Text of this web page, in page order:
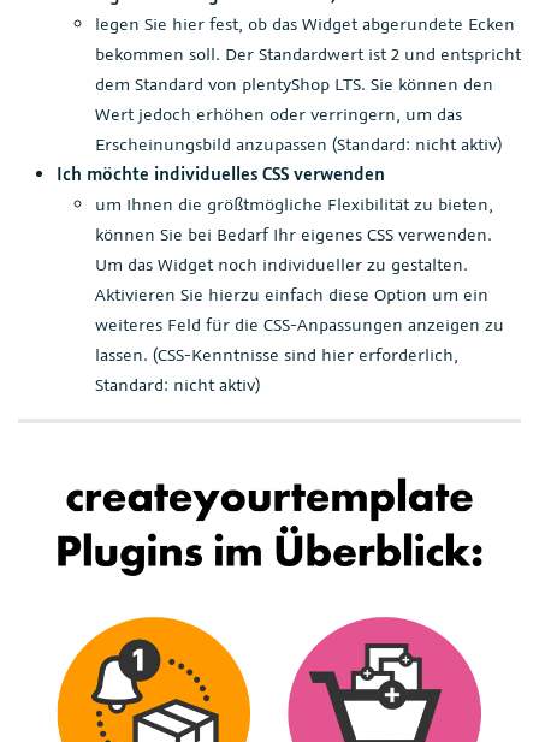
legen Sie hier fest, ob das Widget abgerundete Ecken
bekommen soll. Der Standardwert ist 2 und entspricht
dem Standard von plentyShop LTS. Sie können den
Wert jedoch erhöhen oder verringern, um das
Erscheinungsbild anzupassen (Standard: nicht aktiv)
Ich möchte individuelles CSS verwenden
um Ihnen die größtmögliche Flexibilität zu bieten,
können Sie bei Bedarf Ihr eigenes CSS verwenden.
Um das Widget noch individueller zu gestalten.
Aktivieren Sie hierzu einfach diese Option um ein
weiteres Feld für die CSS-Anpassungen anzeigen zu
lassen. (CSS-Kenntnisse sind hier erforderlich,
Standard: nicht aktiv)